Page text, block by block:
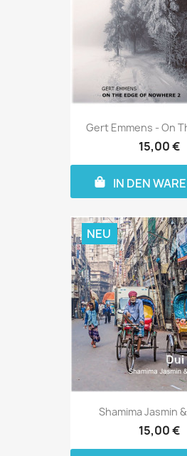
Gert Emmens - On
15,00 €
IN DEN
Shamima Jasmin
15,00 €
NEU